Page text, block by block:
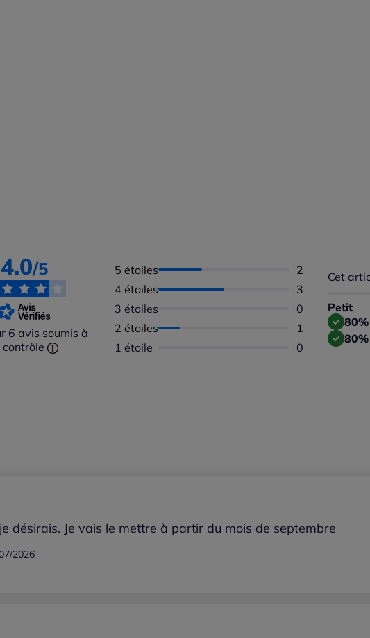
4.0/5
6 avis soumis à
contrôle
5 étoiles Nombre d'avis
2
4 étoiles
Nombre d'avis
3
3 étoiles
Aucun avis
0
2 étoiles
Nombre
1
1 étoile
Aucun avis
0
Cet
Petit
désirais. Je vais le mettre à partir du mois de septembre
2026